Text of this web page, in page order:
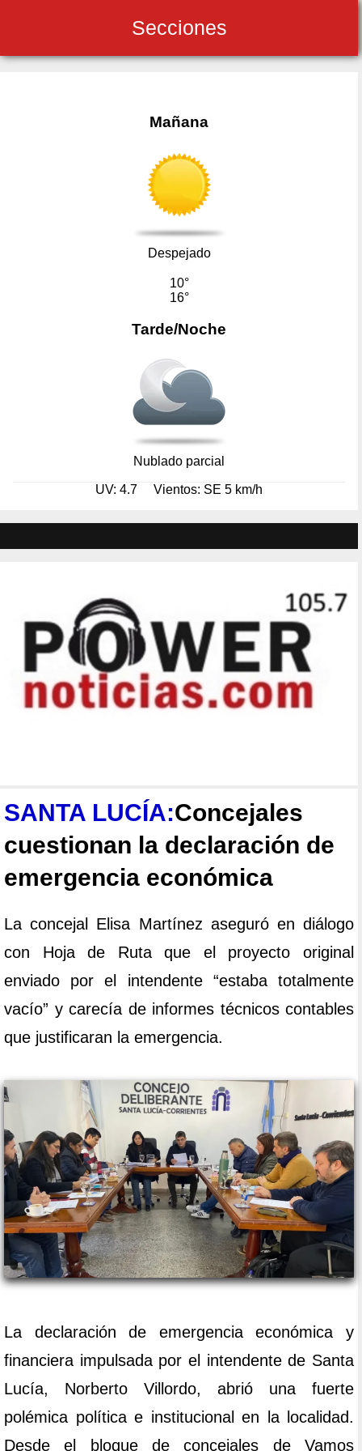
Secciones
Mañana
Despejado
10°
16°
Tarde/Noche
Nublado parcial
UV: 4.7 Vientos: SE 5 km/h
SANTA LUCÍA:Concejales
cuestionan la declaración de
emergencia económica
La concejal Elisa Martínez aseguró en diálogo
con Hoja de Ruta que el proyecto original
enviado por el intendente “estaba totalmente
vacío” y carecía de informes técnicos contables
que justificaran la emergencia.
La declaración de emergencia económica y
financiera impulsada por el intendente de Santa
Lucía, Norberto Villordo, abrió una fuerte
polémica política e institucional en la localidad.
Desde el bloque de concejales de Vamos